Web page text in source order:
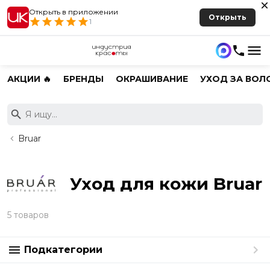
Открыть в приложении
1
Открыть
АКЦИИ 🔥 БРЕНДЫ ОКРАШИВАНИЕ УХОД ЗА
Bruar
Уход для кожи Bruar
5 товаров
Подкатегории